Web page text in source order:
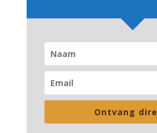
Ontvang